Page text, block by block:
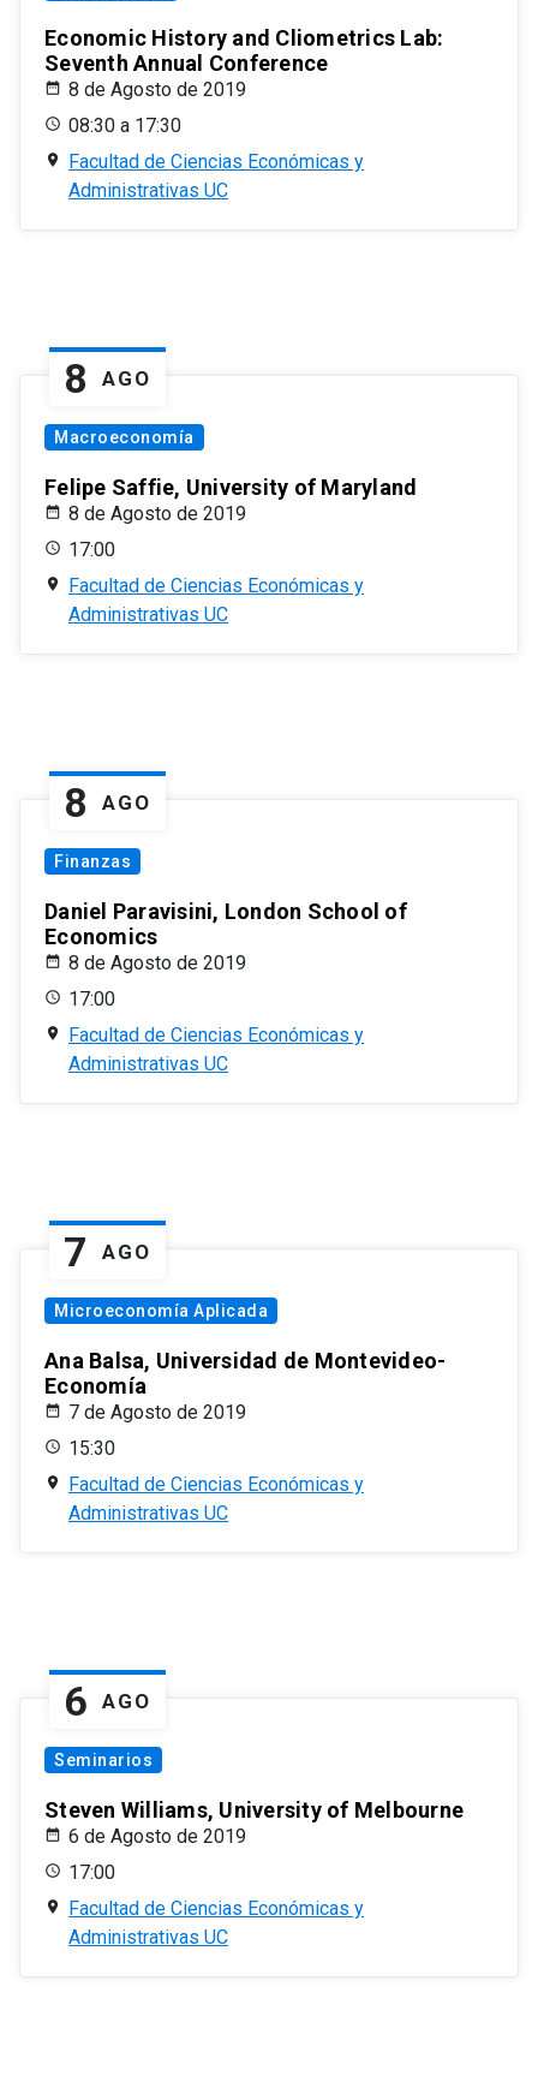
Economic History and Cliometrics Lab:
Seventh Annual Conference
8 de Agosto de 2019
08:30 a 17:30
Facultad de Ciencias Económicas y
Administrativas UC
8 AGO
Macroeconomía
Felipe Saffie, University of Maryland
8 de Agosto de 2019
17:00
Facultad de Ciencias Económicas y
Administrativas UC
8 AGO
Finanzas
Daniel Paravisini, London School of
Economics
8 de Agosto de 2019
17:00
Facultad de Ciencias Económicas y
Administrativas UC
7 AGO
Microeconomía Aplicada
Ana Balsa, Universidad de Montevideo-
Economía
7 de Agosto de 2019
15:30
Facultad de Ciencias Económicas y
Administrativas UC
6 AGO
Seminarios
Steven Williams, University of Melbourne
6 de Agosto de 2019
17:00
Facultad de Ciencias Económicas y
Administrativas UC